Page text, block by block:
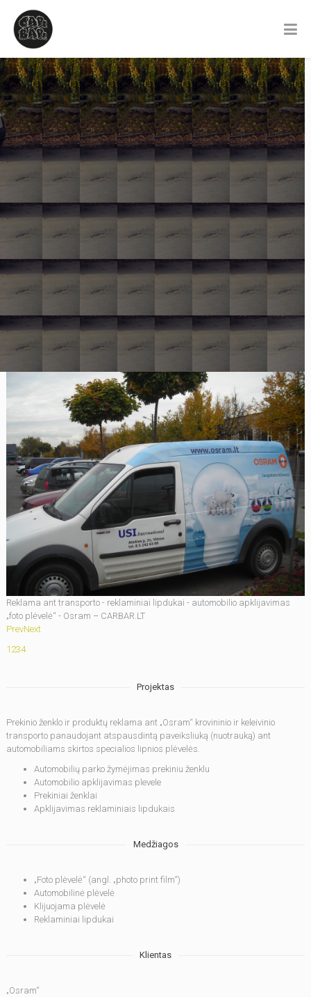
Reklama ant keleivinio ir
krovininio transporto
Reklama ant transporto - reklaminiai lipdukai - automobilio apklijavimas
„foto plėvelė“ - Osram – CARBAR.LT
PrevNext
1 234
Projektas
Prekinio ženklo ir produktų reklama ant „Osram“ krovininio ir keleivinio
transporto panaudojant atspausdintą paveiksliuką (nuotrauką) ant
automobiliams skirtos specialios lipnios plėvelės.
Automobilių parko žymėjimas prekiniu ženklu
Automobilio apklijavimas plevele
Prekiniai ženklai
Apklijavimas reklaminiais lipdukais
Medžiagos
„Foto plėvelė“ (angl. „photo print film“)
Automobilinė plėvelė
Klijuojama plėvelė
Reklaminiai lipdukai
Klientas
„Osram“